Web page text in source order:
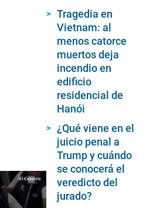
Tragedia en
Vietnam: al
menos catorce
muertos deja
incendio en
edificio
residencial de
Hanói
¿Qué viene en el
juicio penal a
Trump y cuándo
se conocerá el
veredicto del
jurado?